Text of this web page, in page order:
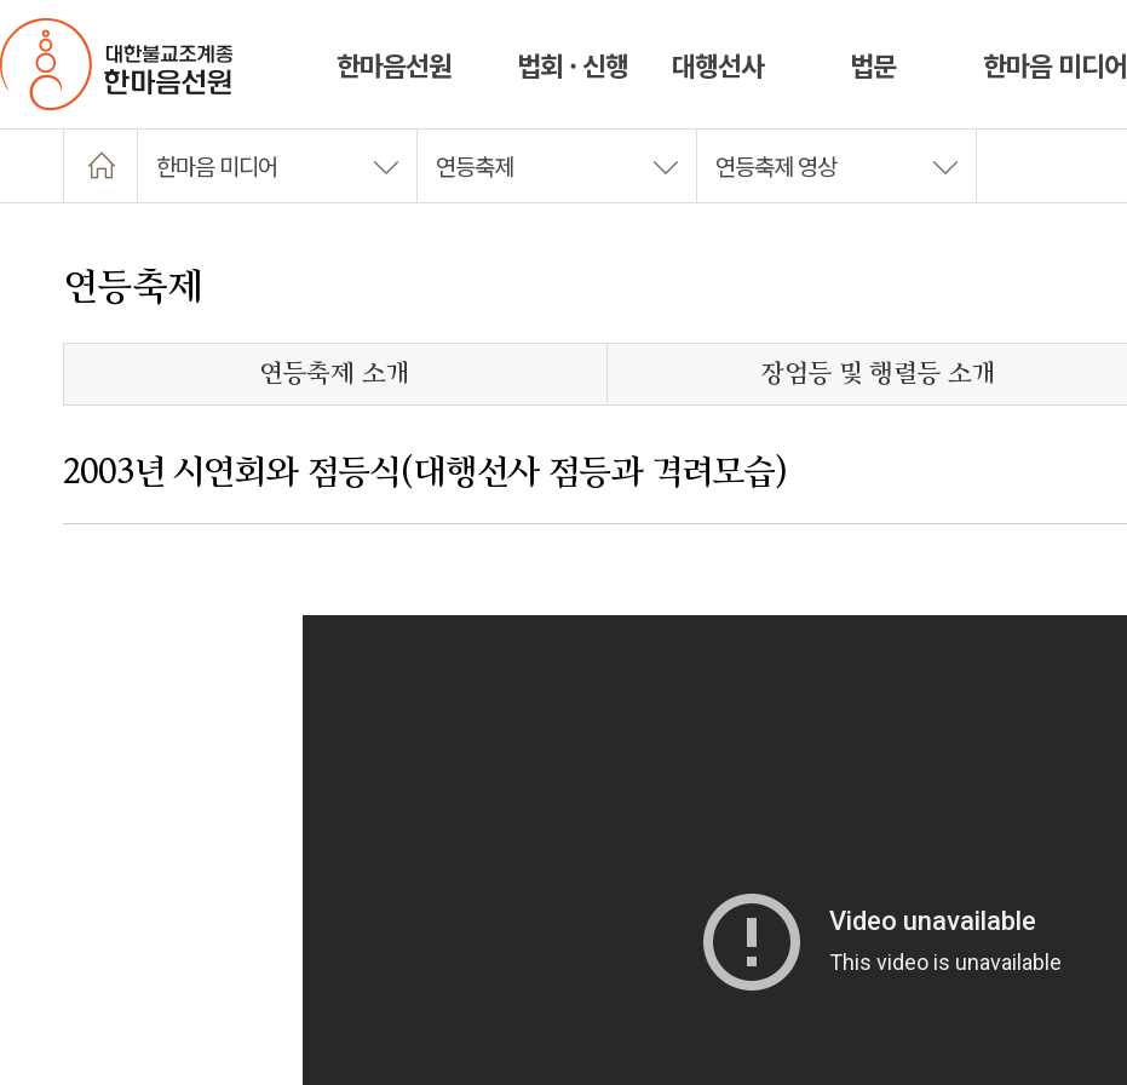
한마음선원 법회 · 신행 대행선사 법문 한마음 미디어
한마음 미디어 연등축제 연등축제 영상
연등축제
연등축제 소개 장엄등 및 행렬등 소개
2003년 시연회와 점등식(대행선사 점등과 격려모습)